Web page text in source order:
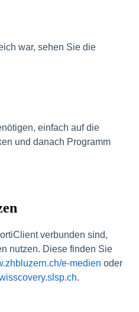
war, sehen Sie die
einfach auf die
und danach Programm
verbunden sind,
nutzen. Diese finden Sie
e-medien oder
.